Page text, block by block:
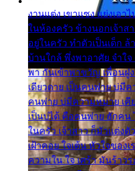
งานแต่ง เขาแซง แย่งเอ
ในห้องครัว ข้างนอกเจ้าส
อยู่ในครัว ทำตัวเป็นเด็ก ล้
บ้านใกล้ พึ่งพาอาศัย จำใจ
พา กันเข้าพาขวัญ เพื่อนฝู
เดียวดาย เป็นคนพ่าย บ่มีค
คนพ่าย บ่มีความหมาย เคีย
เป็นบ่ได้ คือคนพ่าย ฮักคน
ในครัว เจ้าสาว ก็มัวแต่งตั
เฝ้าคอย ใจเต้น หัวใจของ
ความใน ใจ เศร้า มันร้าว